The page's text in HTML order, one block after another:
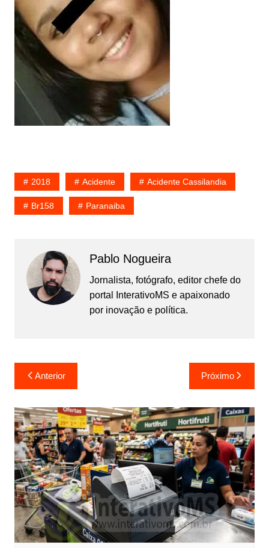
2018 Acidente Acidente Cassilandia
Br158 Paranaiba
Pablo Nogueira
Jornalista, fotógrafo, editor chefe do
portal InterativoMS e apaixonado
por inovação e política.
Navegação
de
Post
Anterior Próximo